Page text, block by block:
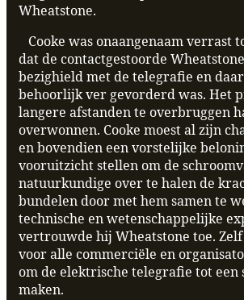
Wheatstone.
Cooke was onaangenaam verrast
dat de contactgestoorde
bezighield met de telegrafie en
behoorlijk ver gevorderd was. Het
langere afstanden te overbruggen
overwonnen. Cooke moest al zijn
en bovendien een vorstelijke
vooruitzicht stellen om de
natuurkundige over te halen de
bundelen door met hem samen te
technische en wetenschappelijke
vertrouwde hij Wheatstone toe.
voor alle commerciële en
om de elektrische telegrafie tot een
maken.